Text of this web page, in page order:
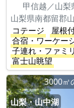
甲信越／山梨
山梨県南都留郡
コテージ
屋根
合宿・ワーケー
子連れ・ファミ
富士山眺望
3000㎡
山梨・山中湖